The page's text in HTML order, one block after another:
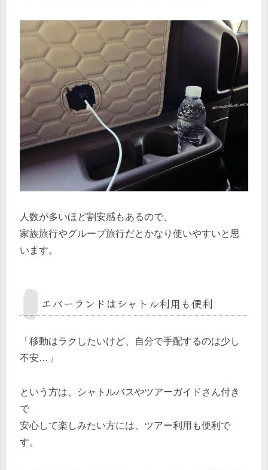
人数が多いほど割安感もあるので、
家族旅行やグループ旅行だとかなり使いやすいと思
います。
エバーランドはシャトル利用も便利
「移動はラクしたいけど、自分で手配するのは少し
不安…」
という方は、シャトルバスやツアーガイドさん付き
で
安心して楽しみたい方には、ツアー利用も便利で
す。